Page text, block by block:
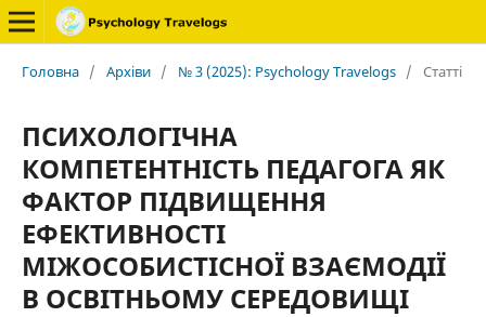
Головна / Архіви / № 3 (2025): Psychology Travelogs / Статті
ПСИХОЛОГІЧНА
КОМПЕТЕНТНІСТЬ ПЕДАГОГА ЯК
ФАКТОР ПІДВИЩЕННЯ
ЕФЕКТИВНОСТІ
МІЖОСОБИСТІСНОЇ ВЗАЄМОДІЇ
В ОСВІТНЬОМУ СЕРЕДОВИЩІ